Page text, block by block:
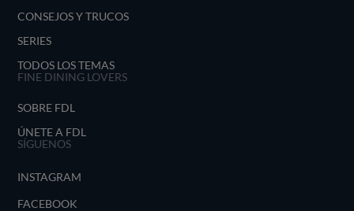
CONSEJOS Y TRUCOS
SERIES
TODOS LOS TEMAS
FINE DINING LOVERS
SOBRE FDL
ÚNETE A FDL
SÍGUENOS
INSTAGRAM
FACEBOOK